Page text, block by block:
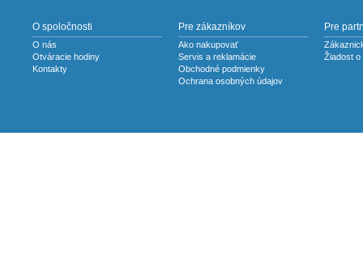
O spoločnosti
O nás
Otváracie hodiny
Kontakty
Pre zákazníkov
Ako nakupovať
Servis a reklamácie
Obchodné podmienky
Ochrana osobných údajov
Pre
Žiadost